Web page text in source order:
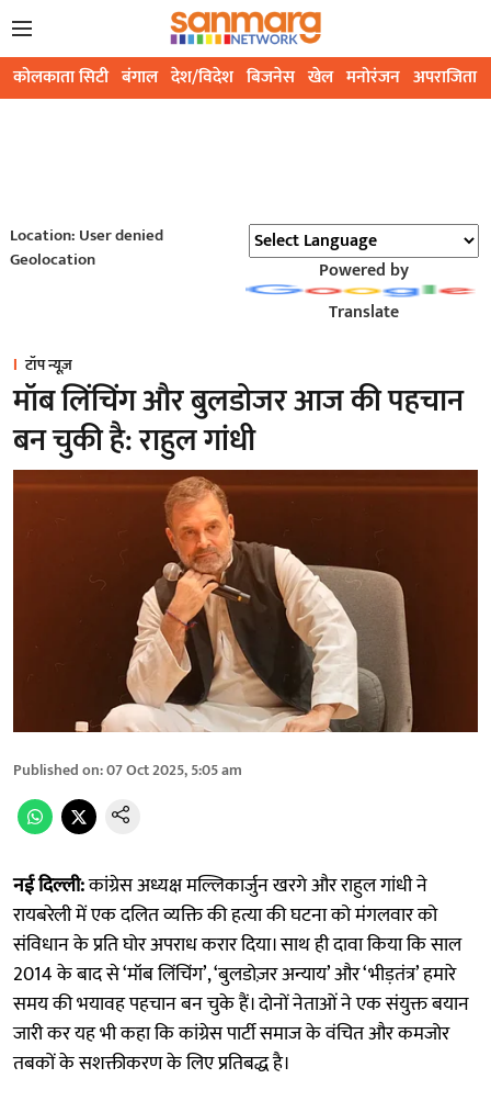
कोलकाता सिटी बंगाल देश/विदेश बिजनेस खेल मनोरंजन अपराजिता
Location: User denied
Geolocation
Powered by
Translate
टॉप न्यूज़
मॉब लिंचिंग और बुलडोजर आज की पहचान
बन चुकी है: राहुल गांधी
Published on:07 Oct 2025, 5:05 am
नई दिल्ली:कांग्रेस अध्यक्ष मल्लिकार्जुन खरगे और राहुल गांधी ने
रायबरेली में एक दलित व्यक्ति की हत्या की घटना को मंगलवार को
संविधान के प्रति घोर अपराध करार दिया। साथ ही दावा किया कि साल
2014 के बाद से ‘मॉब लिंचिंग’, ‘बुलडोज़र अन्याय’ और ‘भीड़तंत्र’ हमारे
समय की भयावह पहचान बन चुके हैं। दोनों नेताओं ने एक संयुक्त बयान
जारी कर यह भी कहा कि कांग्रेस पार्टी समाज के वंचित और कमजोर
तबकों के सशक्तीकरण के लिए प्रतिबद्ध है।